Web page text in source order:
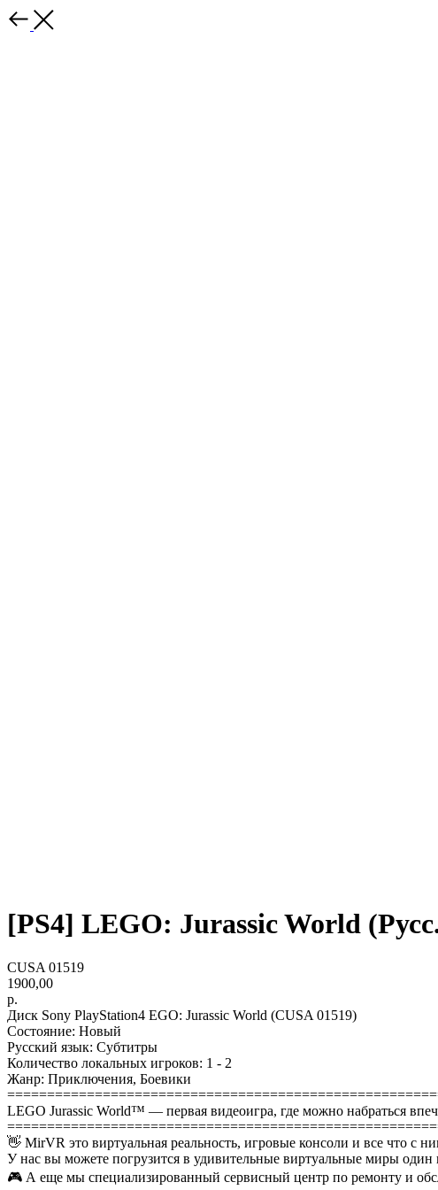
[PS4] LEGO: Jurassic World
CUSA 01519
1900,00
р.
Диск Sony PlayStation4 EGO: Jurassic World (CUSA 01519)
Состояние: Новый
Русский язык: Субтитры
Количество локальных игроков: 1 - 2
Жанр: Приключения, Боевики
LEGO Jurassic World™ — первая видеоигра, где можно набраться
👋 MirVR это виртуальная реальность, игровые консоли и все что с
У нас вы можете погрузится в удивительные виртуальные миры
🎮 А еще мы специализированный сервисный центр по ремонту и